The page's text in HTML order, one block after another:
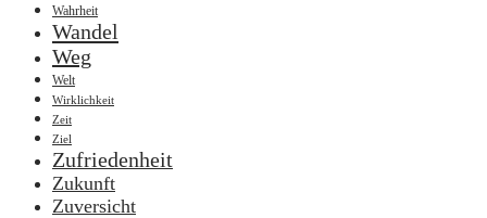
Wahrheit
Wandel
Weg
Welt
Wirklichkeit
Zeit
Ziel
Zufriedenheit
Zukunft
Zuversicht